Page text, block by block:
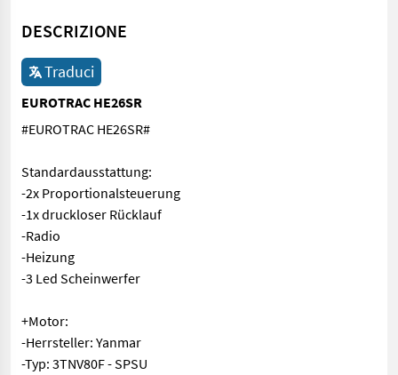
DESCRIZIONE
Traduci
EUROTRAC HE26SR
#EUROTRAC HE26SR#
Standardausstattung:
-2x Proportionalsteuerung
-1x druckloser Rücklauf
-Radio
-Heizung
-3 Led Scheinwerfer
+Motor:
-Herrsteller: Yanmar
-Typ: 3TNV80F - SPSU